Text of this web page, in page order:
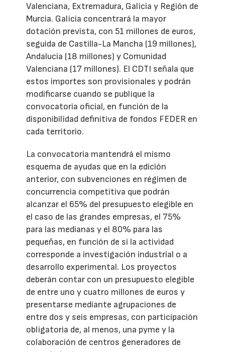
Valenciana, Extremadura, Galicia y Región de
Murcia. Galicia concentrará la mayor
dotación prevista, con 51 millones de euros,
seguida de Castilla-La Mancha (19 millones),
Andalucía (18 millones) y Comunidad
Valenciana (17 millones). El CDTI señala que
estos importes son provisionales y podrán
modificarse cuando se publique la
convocatoria oficial, en función de la
disponibilidad definitiva de fondos FEDER en
cada territorio.
La convocatoria mantendrá el mismo
esquema de ayudas que en la edición
anterior, con subvenciones en régimen de
concurrencia competitiva que podrán
alcanzar el 65% del presupuesto elegible en
el caso de las grandes empresas, el 75%
para las medianas y el 80% para las
pequeñas, en función de si la actividad
corresponde a investigación industrial o a
desarrollo experimental. Los proyectos
deberán contar con un presupuesto elegible
de entre uno y cuatro millones de euros y
presentarse mediante agrupaciones de
entre dos y seis empresas, con participación
obligatoria de, al menos, una pyme y la
colaboración de centros generadores de